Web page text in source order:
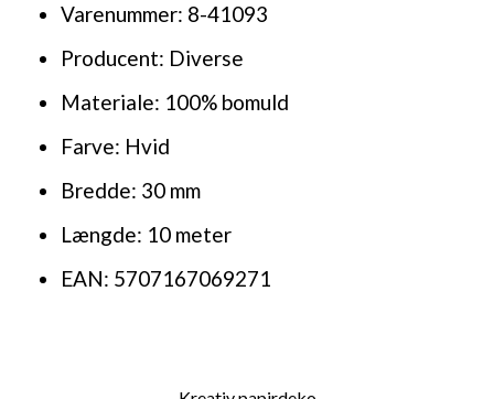
Varenummer: 8-41093
Producent: Diverse
Materiale: 100% bomuld
Farve: Hvid
Bredde: 30 mm
Længde: 10 meter
EAN: 5707167069271